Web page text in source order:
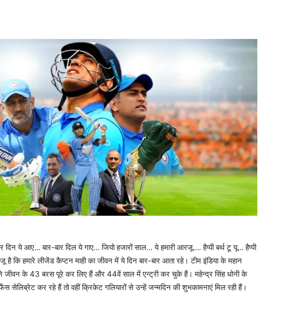
ये आए… बार-बार दिल ये गाए… जियो हजारों साल… ये हमारी आरजू…. हैप्पी बर्थ टू यू… हैप्पी
है कि हमारे लीजेंड कैप्टन माही का जीवन में ये दिन बार-बार आता रहे। टीम इंडिया के महान
जीवन के 43 बरस पूरे कर लिए हैं और 44वें साल में एन्ट्री कर चुके हैं। महेन्द्र सिंह धोनी के
कर रहे हैं तो वहीं क्रिकेट गलियारों से उन्हें जन्मदिन की शुभकामनाएं मिल रही हैं।